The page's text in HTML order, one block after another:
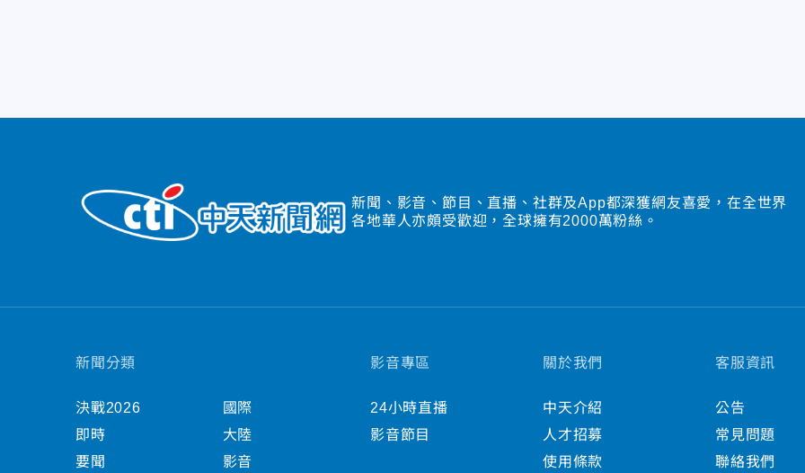
新聞、影音、節目、直播、社群及App都深獲網友喜愛，在全世界
各地華人亦頗受歡迎，全球擁有2000萬粉絲。
新聞分類
決戰2026
即時
要聞
國際
大陸
影音
影音專區
24小時直播
影音節目
關於我們
中天介紹
人才招募
使用條款
客服資訊
公告
常見問題
聯絡我們